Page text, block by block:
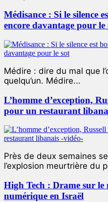
Médisance : Si le silence
encore davantage pour le
Médire : dire du mal que
quelqu’un. Médire...
L’homme d’exception,
pour un restaurant
Près de deux semaines
l’explosion meurtrière du
High Tech : Drame sur
numérique en Israël